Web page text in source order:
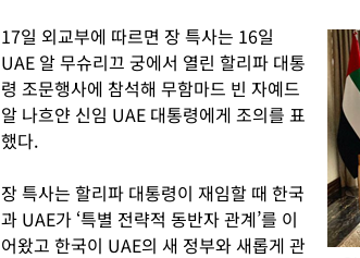
17일 외교부에 따르면 장 특사는 16일
UAE 알 무슈리끄 궁에서 열린 할리파 대통
령 조문행사에 참석해 무함마드 빈 자예드
알 나흐얀 신임 UAE 대통령에게 조의를 표
했다.
장 특사는 할리파 대통령이 재임할 때 한국
과 UAE가 ‘특별 전략적 동반자 관계’를 이
어왔고 한국이 UAE의 새 정부와 새롭게 관